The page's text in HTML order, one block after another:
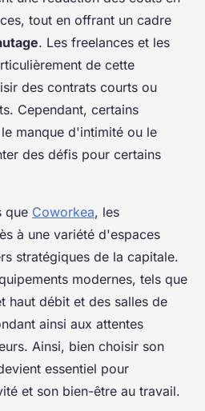
tout en offrant un cadre
. Les freelances et les
de cette
des contrats courts ou
Cependant, certains
manque d'intimité ou le
des défis pour certains
que Coworkea, les
à une variété d'espaces
stratégiques de la capitale.
modernes, tels que
haut débit et des salles de
ainsi aux attentes
Ainsi, bien choisir son
essentiel pour
et son bien-être au travail.